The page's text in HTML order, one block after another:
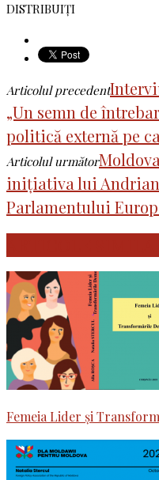
DISTRIBUIȚI
Articolul precedent
„Un semn de
politică externă pe
Articolul următor
inițiativa lui Andrian
Parlamentului
Femeia Lider și